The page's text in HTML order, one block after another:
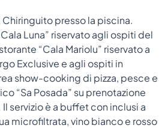
presso la piscina.
Luna” riservato agli ospiti del
“Cala Mariolu” riservato a
Exclusive e agli ospiti in
show-cooking di pizza, pesce e
“Sa Posada” su prenotazione
servizio è a buffet con inclusi a
microfiltrata, vino bianco e rosso